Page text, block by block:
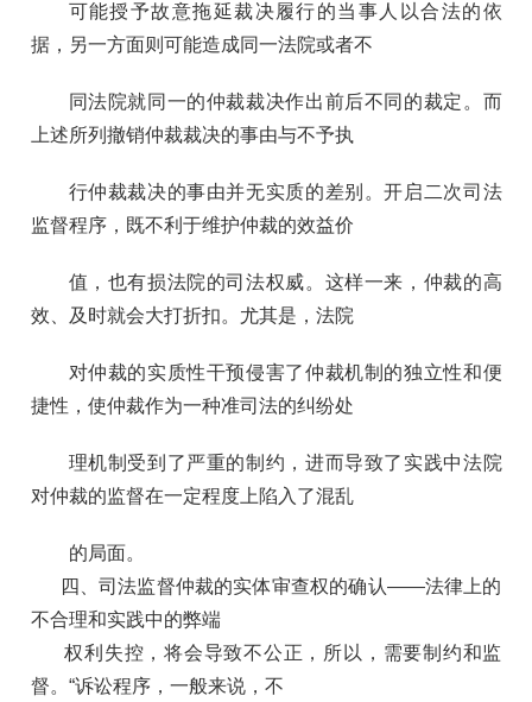
可能授予故意拖延裁决履行的当事人以合法的依
据，另一方面则可能造成同一法院或者不
同法院就同一的仲裁裁决作出前后不同的裁定。而
上述所列撤销仲裁裁决的事由与不予执
行仲裁裁决的事由并无实质的差别。开启二次司法
监督程序，既不利于维护仲裁的效益价
值，也有损法院的司法权威。这样一来，仲裁的高
效、及时就会大打折扣。尤其是，法院
对仲裁的实质性干预侵害了仲裁机制的独立性和便
捷性，使仲裁作为一种准司法的纠纷处
理机制受到了严重的制约，进而导致了实践中法院
对仲裁的监督在一定程度上陷入了混乱
的局面。
四、司法监督仲裁的实体审查权的确认——法律上的
不合理和实践中的弊端
权利失控，将会导致不公正，所以，需要制约和监
督。“诉讼程序，一般来说，不